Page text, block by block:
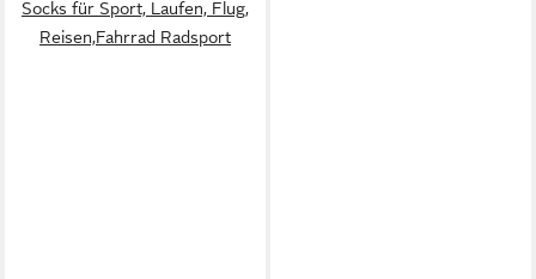
Socks für Sport, Laufen, Flug,
Reisen,Fahrrad Radsport